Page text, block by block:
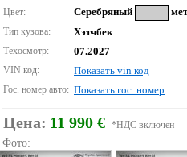
Цвет: Серебряный
Тип кузова: Хэтчбек
Техосмотр: 07.2027
VIN код: Показать vin код
Гос. номер авто: Показать гос. номер
Цена: 11 990 € *НДС включен
Фото: